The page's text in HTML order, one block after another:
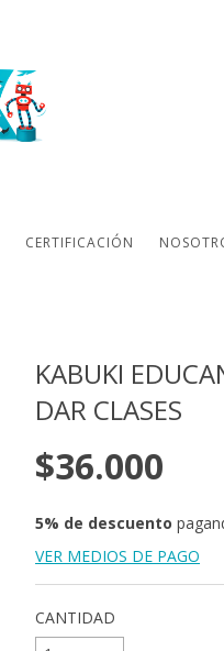
CERTIFICACIÓN
KABUKI
DAR CLASES
$36.000
5% de descuento
VER MEDIOS DE PAGO
CANTIDAD